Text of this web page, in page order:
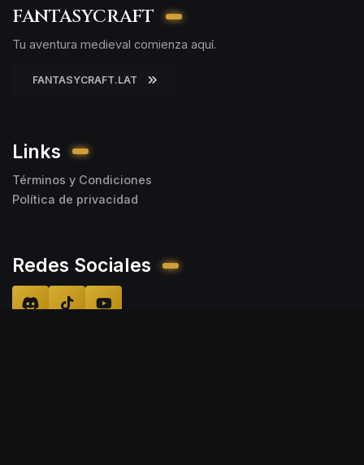
FANTASYCRAFT
Tu aventura medieval comienza aquí.
FANTASYCRAFT.LAT
Links
Términos y Condiciones
Política de privacidad
Redes Sociales